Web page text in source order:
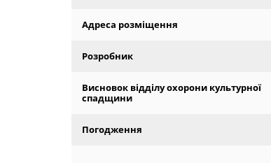
Адреса розміщення
Розробник
Висновок відділу охорони культурної
спадщини
Погодження